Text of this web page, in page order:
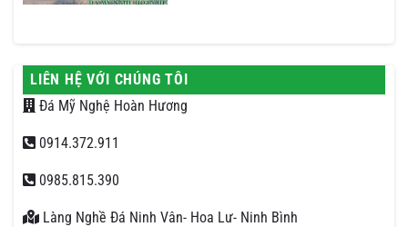
LIÊN HỆ VỚI CHÚNG TÔI
Đá Mỹ Nghệ Hoàn Hương
0914.372.911
0985.815.390
Làng Nghề Đá Ninh Vân- Hoa Lư- Ninh Bình